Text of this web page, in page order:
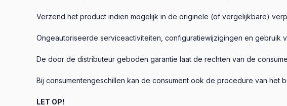
Verzend het product indien mogelijk in de originele (of vergelijkbare)
Ongeautoriseerde serviceactiviteiten, configuratiewijzigingen en gebruik
De door de distributeur geboden garantie laat de rechten van de
Bij consumentengeschillen kan de consument ook de procedure van
LET OP!